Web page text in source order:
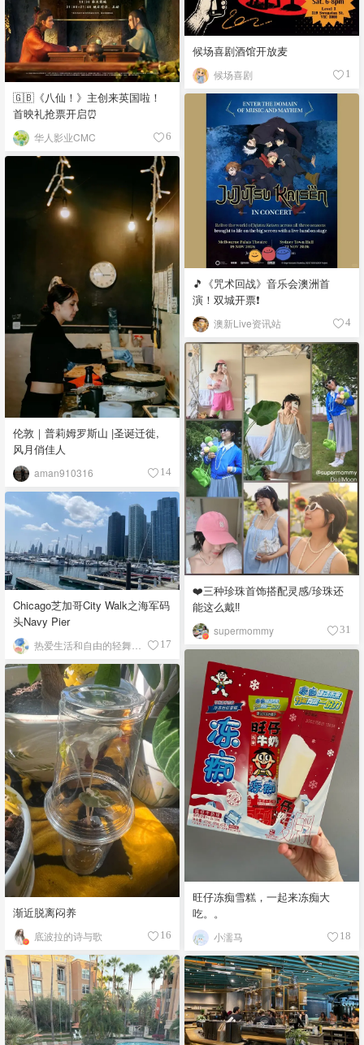
🇬🇧《八仙！》主创来英国啦！
首映礼抢票开启⏰
华人影业CMC 6
候场喜剧酒馆开放麦
候场喜剧 1
🎵《咒术回战》音乐会澳洲首
演！双城开票❗️
澳新Live资讯站 4
伦敦｜普莉姆罗斯山 |圣诞迁徙,
风月俏佳人
aman910316 14
❤️三种珍珠首饰搭配灵感/珍珠还
能这么戴‼️
supermommy 31
Chicago芝加哥City Walk之海军码
头Navy Pier
17
旺仔冻痴雪糕，一起来冻痴大
吃。。
小濡马 18
渐近脱离闷养
底波拉的诗与歌 16